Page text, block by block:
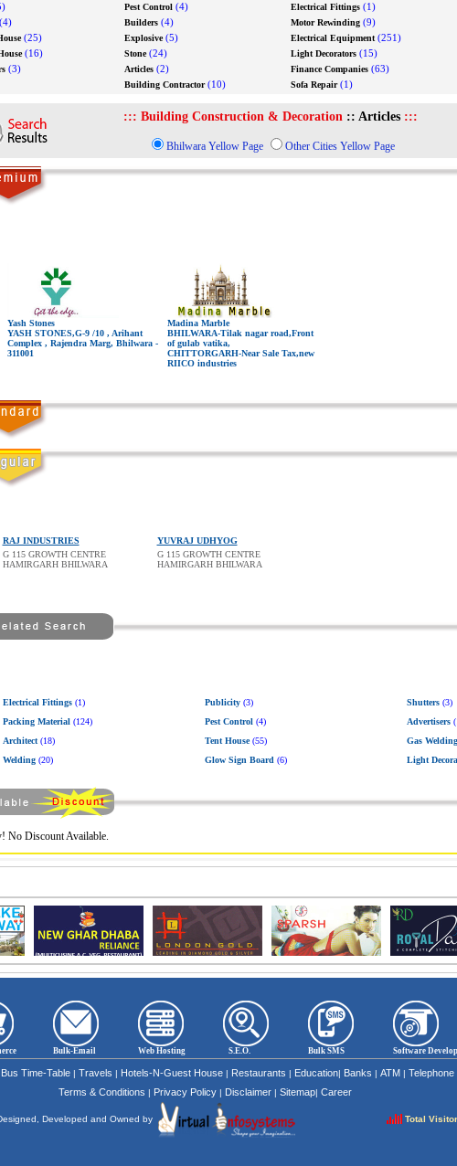
(25)
(16)
(3)
Pest Control(4)
Builders(4)
Explosive(5)
Stone(24)
Articles(2)
Building Contractor(10)
Electrical Fittings(1)
Motor Rewinding(9)
Electrical Equipment(251)
Light Decorators(15)
Finance Companies(63)
Sofa Repair(1)
::: Building Construction & Decoration :: Articles :::
Bhilwara Yellow Page Other Cities Yellow Page
Yash Stones
YASH STONES,G-9 /10 , Arihant
Complex , Rajendra Marg, Bhilwara -
311001
Madina Marble
BHILWARA-Tilak nagar road,Front
of gulab vatika,
CHITTORGARH-Near Sale Tax,new
RIICO industries
RAJ INDUSTRIES
G 115 GROWTH CENTRE
HAMIRGARH BHILWARA
YUVRAJ UDHYOG
G 115 GROWTH CENTRE
HAMIRGARH BHILWARA
Electrical Fittings (1) Publicity (3) Shutters (3)
Packing Material (124) Pest Control (4) Advertisers
Architect (18) Tent House (55) Gas Welding
Welding (20) Glow Sign Board (6) Light
No Discount Available.
Bulk-Email Web Hosting S.E.O. Bulk SMS Software
Bus Time-Table| Travels | Hotels-N-Guest House| Restaurants | Education| Banks | ATM |
Terms & Conditions | Privacy Policy| Disclaimer| Sitemap| Career
Developed and Owned by Total